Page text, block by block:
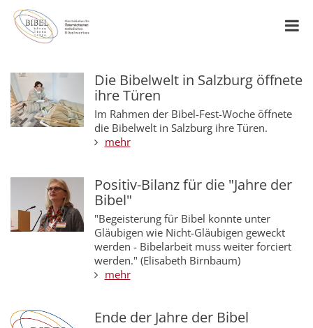
Die Bibelwelt in Salzburg öffnete
ihre Türen
Im Rahmen der Bibel-Fest-Woche öffnete
die Bibelwelt in Salzburg ihre Türen.
mehr
Positiv-Bilanz für die "Jahre der
Bibel"
"Begeisterung für Bibel konnte unter
Gläubigen wie Nicht-Gläubigen geweckt
werden - Bibelarbeit muss weiter forciert
werden." (Elisabeth Birnbaum)
mehr
Ende der Jahre der Bibel